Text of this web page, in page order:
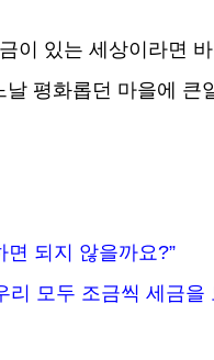
이 있는 세상이라면
평화롭던 마을에
되지 않을까요?”
모두 조금씩 세금